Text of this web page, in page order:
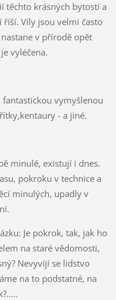
těchto krásných bytostí a
Víly jsou velmi často
v přírodě opět
vyléčena.
vymyšlenou
- a jiné.
minulé, existují i dnes.
pokroku v technice a
minulých, upadly v
Je pokrok, tak, jak ho
na staré vědomosti,
Nevyvíjí se lidstvo
na to podstatné, na